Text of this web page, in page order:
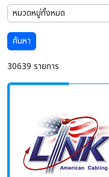
ค้นหา
30639 รายการ